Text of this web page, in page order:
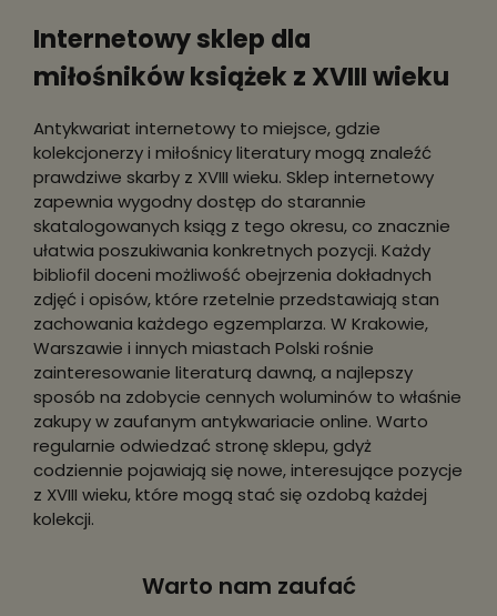
Internetowy sklep dla
miłośników książek z XVIII wieku
Antykwariat internetowy to miejsce, gdzie
kolekcjonerzy i miłośnicy literatury mogą znaleźć
prawdziwe skarby z XVIII wieku. Sklep internetowy
zapewnia wygodny dostęp do starannie
skatalogowanych ksiąg z tego okresu, co znacznie
ułatwia poszukiwania konkretnych pozycji. Każdy
bibliofil doceni możliwość obejrzenia dokładnych
zdjęć i opisów, które rzetelnie przedstawiają stan
zachowania każdego egzemplarza. W Krakowie,
Warszawie i innych miastach Polski rośnie
zainteresowanie literaturą dawną, a najlepszy
sposób na zdobycie cennych woluminów to właśnie
zakupy w zaufanym antykwariacie online. Warto
regularnie odwiedzać stronę sklepu, gdyż
codziennie pojawiają się nowe, interesujące pozycje
z XVIII wieku, które mogą stać się ozdobą każdej
kolekcji.
Warto nam zaufać